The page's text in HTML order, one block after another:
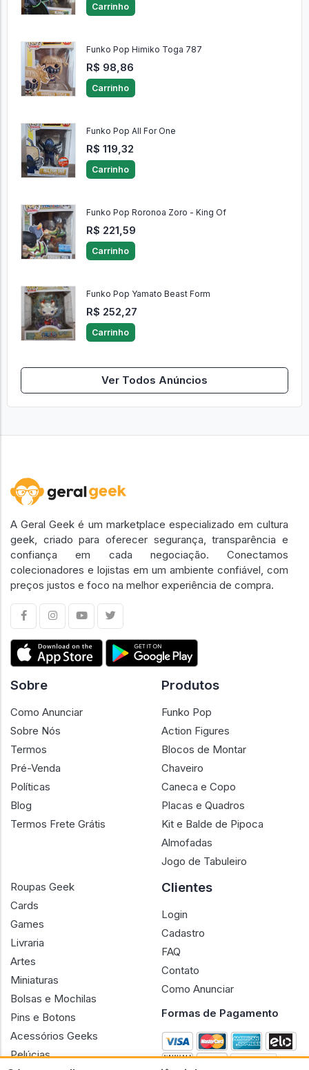
Carrinho
Funko Pop Himiko Toga 787
R$ 98,86
Carrinho
Funko Pop All For One
R$ 119,32
Carrinho
Funko Pop Roronoa Zoro - King Of
R$ 221,59
Carrinho
Funko Pop Yamato Beast Form
R$ 252,27
Carrinho
Ver Todos Anúncios
A Geral Geek é um marketplace especializado em cultura
geek, criado para oferecer segurança, transparência e
confiança em cada negociação. Conectamos
colecionadores e lojistas em um ambiente confiável, com
preços justos e foco na melhor experiência de compra.
Sobre
Como Anunciar
Sobre Nós
Termos
Pré-Venda
Políticas
Blog
Termos Frete Grátis
Produtos
Funko Pop
Action Figures
Blocos de Montar
Chaveiro
Caneca e Copo
Placas e Quadros
Kit e Balde de Pipoca
Almofadas
Jogo de Tabuleiro
Roupas Geek
Cards
Games
Livraria
Artes
Miniaturas
Bolsas e Mochilas
Pins e Botons
Acessórios Geeks
Pelúcias
Clientes
Login
Cadastro
FAQ
Contato
Como Anunciar
Formas de Pagamento